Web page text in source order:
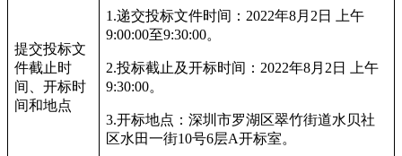
提交投标文
件截止时
间、开标时
间和地点
1.递交投标文件时间： 2022年8月 2 日
上午
9:00:00至9:30:00。
2.投标截止及开标时间： 2022年8月 2 日
上午
9:30:00。
3.开标地点：深圳市罗湖区翠竹街道水贝社
区水田一街10号6层A开标室。